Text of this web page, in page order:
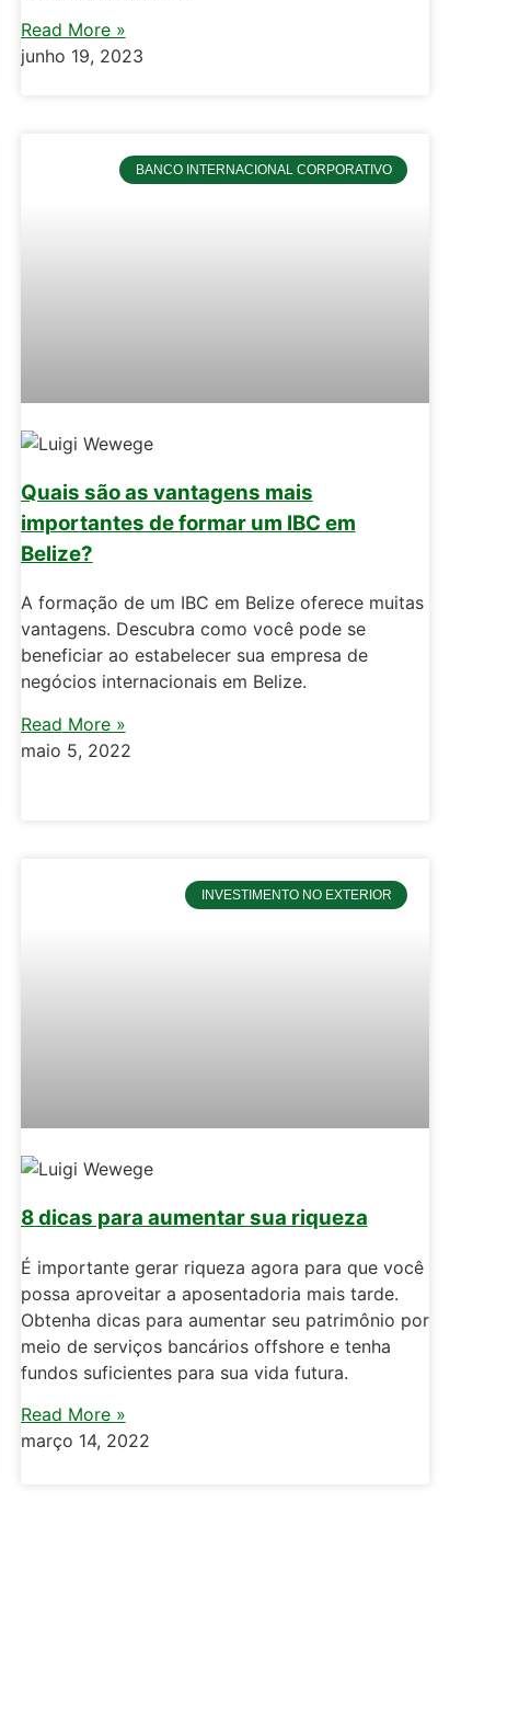
Read More »
junho 19, 2023
BANCO INTERNACIONAL CORPORATIVO
Quais são as vantagens mais
importantes de formar um IBC em
Belize?
A formação de um IBC em Belize oferece muitas
vantagens. Descubra como você pode se
beneficiar ao estabelecer sua empresa de
negócios internacionais em Belize.
Read More »
maio 5, 2022
INVESTIMENTO NO EXTERIOR
8 dicas para aumentar sua riqueza
É importante gerar riqueza agora para que você
possa aproveitar a aposentadoria mais tarde.
Obtenha dicas para aumentar seu patrimônio por
meio de serviços bancários offshore e tenha
fundos suficientes para sua vida futura.
Read More »
março 14, 2022